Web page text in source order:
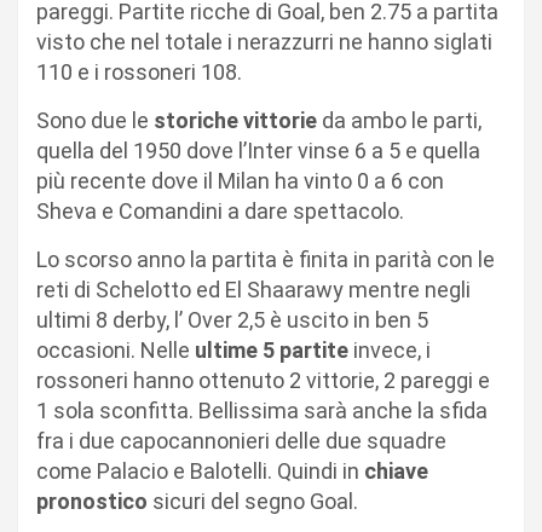
pareggi. Partite ricche di Goal, ben 2.75 a partita
visto che nel totale i nerazzurri ne hanno siglati
110 e i rossoneri 108.
Sono due le storiche vittorie da ambo le parti,
quella del 1950 dove l’Inter vinse 6 a 5 e quella
più recente dove il Milan ha vinto 0 a 6 con
Sheva e Comandini a dare spettacolo.
Lo scorso anno la partita è finita in parità con le
reti di Schelotto ed El Shaarawy mentre negli
ultimi 8 derby, l’ Over 2,5 è uscito in ben 5
occasioni. Nelle ultime 5 partite invece, i
rossoneri hanno ottenuto 2 vittorie, 2 pareggi e
1 sola sconfitta. Bellissima sarà anche la sfida
fra i due capocannonieri delle due squadre
come Palacio e Balotelli. Quindi in chiave
pronostico sicuri del segno Goal.